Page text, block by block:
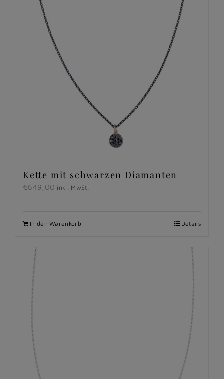
Kette mit schwarzen Diamanten
€649,00 inkl. MwSt.
In den Warenkorb Details